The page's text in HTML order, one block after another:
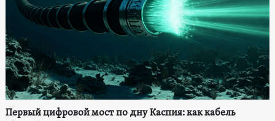
Первый цифровой мост по дну Каспия: как кабель